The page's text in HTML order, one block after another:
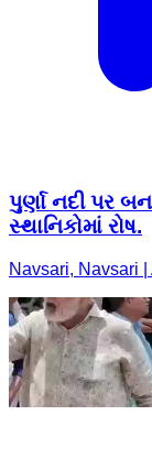
પુર્ણા નદી પર
સ્થાનિકોમાં રોષ.
Navsari, Navsari